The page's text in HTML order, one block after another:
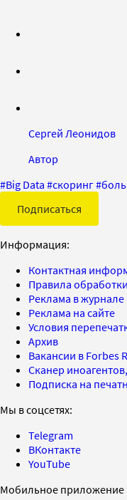
Сергей Леонидов
Автор
#Big Data #скоринг#
Подписаться
Информация:
Контактная
Правила обработки
Реклама в журнале
Реклама на сайте
Условия
Архив
Вакансии в Forbes
Сканер
Подписка на
Мы в соцсетях:
Telegram
ВКонтакте
YouTube
Мобильное приложение